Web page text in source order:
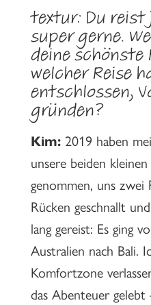
textur: Du
super gerne.
deine
welcher Reise
entschlossen,
gründen?
Kim: 2019 haben
unsere beiden
genommen, uns zwei
Rücken geschnallt
lang gereist: Es ging
Australien nach Bali.
Komfortzone
das Abenteuer